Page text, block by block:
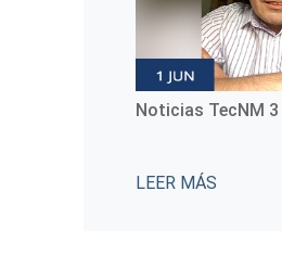
Noticias TecNM 4
LEER MÁS